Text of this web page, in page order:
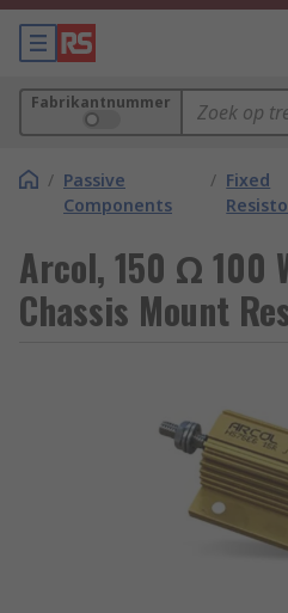
Fabrikantnummer
/ Passive
Components
/ Fixed
Arcol, 150 Ω 100
Chassis Mount